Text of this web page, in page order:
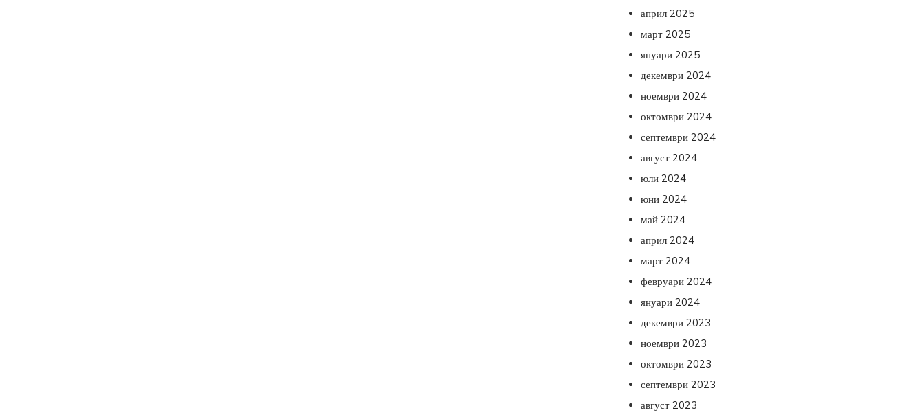
април 2025
март 2025
януари 2025
декември 2024
ноември 2024
октомври 2024
септември 2024
август 2024
юли 2024
юни 2024
май 2024
април 2024
март 2024
февруари 2024
януари 2024
декември 2023
ноември 2023
октомври 2023
септември 2023
август 2023